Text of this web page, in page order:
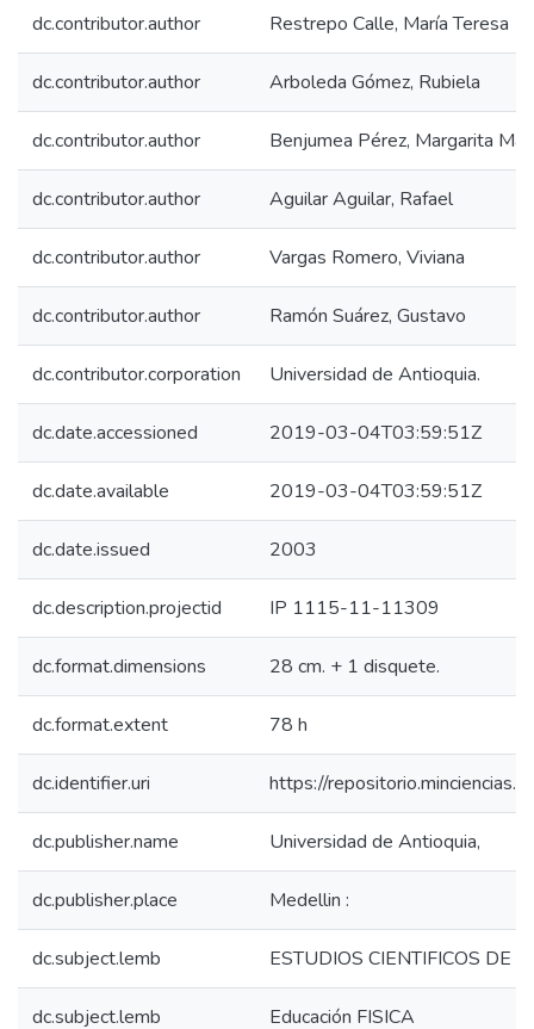
dc.contributor.author Restrepo Calle, María Teresa
dc.contributor.author Arboleda Gómez, Rubiela
dc.contributor.author Benjumea Pérez, Margarita
dc.contributor.author Aguilar Aguilar, Rafael
dc.contributor.author Vargas Romero, Viviana
dc.contributor.author Ramón Suárez, Gustavo
dc.contributor.corporation Universidad de Antioquia.
dc.date.accessioned 2019-03-04T03:59:51Z
dc.date.available 2019-03-04T03:59:51Z
dc.date.issued 2003
dc.description.projectid IP 1115-11-11309
dc.format.dimensions 28 cm. + 1 disquete.
dc.format.extent 78 h
dc.identifier.uri https://
dc.publisher.name Universidad de Antioquia,
dc.publisher.place Medellin :
dc.subject.lemb ESTUDIOS CIENTIFICOS DE
dc.subject.lemb Educación FISICA